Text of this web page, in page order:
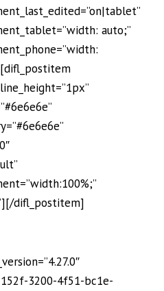
auto;”
difl_postitem]
3200-4f51-bc1e-